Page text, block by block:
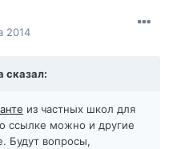
2014
сказал:
из частных школ для
ссылке можно и другие
Будут вопросы,